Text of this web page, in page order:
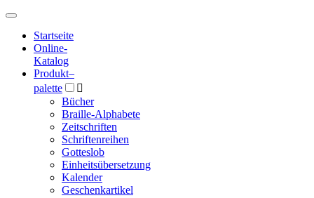
Hauptmenü
Hauptmenü
Startseite
Online-
Katalog
Produkt–
palette

Bücher
Braille-Alphabete
Zeitschriften
Schriftenreihen
Gotteslob
Einheitsübersetzung
Kalender
Geschenkartikel